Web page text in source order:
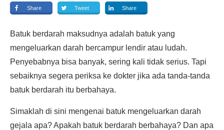
Share Tweet Share
Batuk berdarah maksudnya adalah batuk yang
mengeluarkan darah bercampur lendir atau ludah.
Penyebabnya bisa banyak, sering kali tidak serius. Tapi
sebaiknya segera periksa ke dokter jika ada tanda-tanda
batuk berdarah itu berbahaya.
Simaklah di sini mengenai batuk mengeluarkan darah
gejala apa? Apakah batuk berdarah berbahaya? Dan apa